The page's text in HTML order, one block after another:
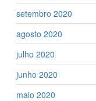
setembro 2020
agosto 2020
julho 2020
junho 2020
maio 2020